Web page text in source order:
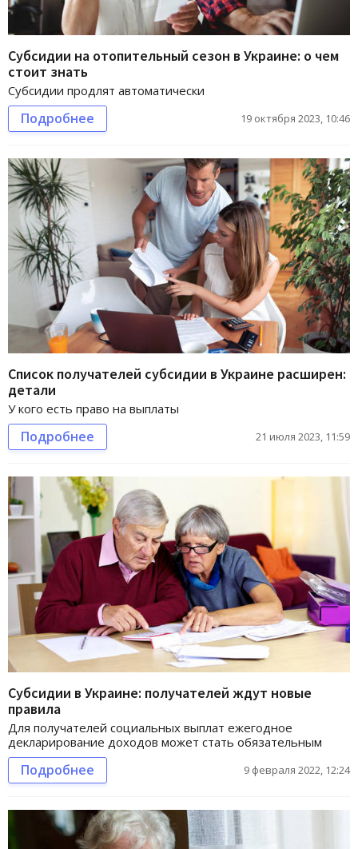
Субсидии на отопительный сезон в Украине: о чем
стоит знать
Субсидии продлят автоматически
Подробнее 19 октября 2023, 10:46
Список получателей субсидии в Украине расширен:
детали
У кого есть право на выплаты
Подробнее 21 июля 2023, 11:59
Субсидии в Украине: получателей ждут новые
правила
Для получателей социальных выплат ежегодное
декларирование доходов может стать обязательным
Подробнее 9 февраля 2022, 12:24